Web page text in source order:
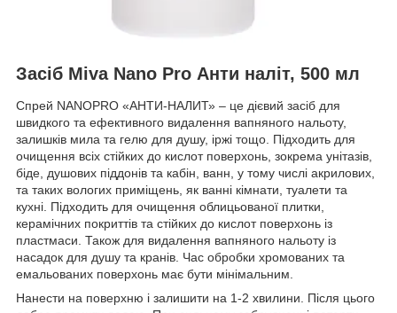
Засіб Miva Nano Pro Анти наліт, 500 мл
Спрей NANOPRO «АНТИ-НАЛИТ» – це дієвий засіб для
швидкого та ефективного видалення вапняного нальоту,
залишків мила та гелю для душу, іржі тощо. Підходить для
очищення всіх стійких до кислот поверхонь, зокрема унітазів,
біде, душових піддонів та кабін, ванн, у тому числі акрилових,
та таких вологих приміщень, як ванні кімнати, туалети та
кухні. Підходить для очищення облицьованої плитки,
керамічних покриттів та стійких до кислот поверхонь із
пластмаси. Також для видалення вапняного нальоту із
насадок для душу та кранів. Час обробки хромованих та
емальованих поверхонь має бути мінімальним.
Нанести на поверхню і залишити на 1-2 хвилини. Після цього